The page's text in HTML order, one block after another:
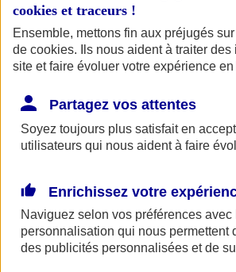
cookies et traceurs !
Ensemble, mettons fin aux préjugés
de cookies. Ils nous aident à traiter
site et faire évoluer votre expérience
Partagez vos attentes
Soyez toujours plus satisfait en
utilisateurs qui nous aident à faire
Enrichissez votre
Naviguez selon vos préférences avec
personnalisation qui nous permettent
des publicités personnalisées et de